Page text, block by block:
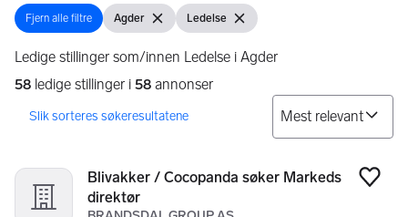
Fjern alle filtre
Fjern alle filtre Vis filter
Agder Fjern filterVis filter
Ledelse Fjern filter
Ledige stillinger som/innen Ledelse i Agder
58 ledige stillinger i 58 annonser
Søkeresultater
Blivakker / Cocopanda søker Markeds
direktør